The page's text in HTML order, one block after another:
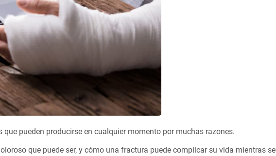
pueden producirse en cualquier momento por muchas razones.
que puede ser, y cómo una fractura puede complicar su vida mientras se